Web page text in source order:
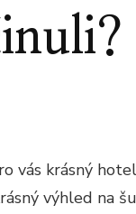
vás krásný
výhled na